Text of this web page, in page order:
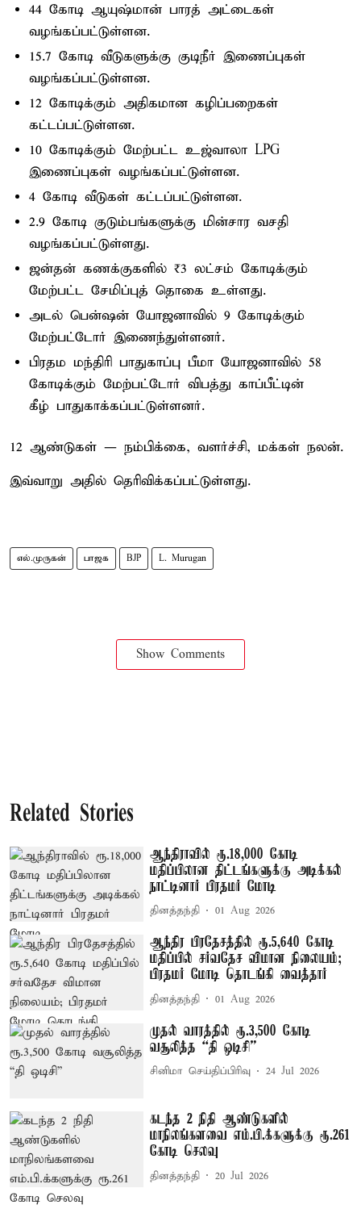
44 கோடி ஆயுஷ்மான் பாரத் அட்டைகள்
வழங்கப்பட்டுள்ளன.
15.7 கோடி வீடுகளுக்கு குடிநீர் இணைப்புகள்
வழங்கப்பட்டுள்ளன.
12 கோடிக்கும் அதிகமான கழிப்பறைகள்
கட்டப்பட்டுள்ளன.
10 கோடிக்கும் மேற்பட்ட உஜ்வாலா LPG
இணைப்புகள் வழங்கப்பட்டுள்ளன.
4 கோடி வீடுகள் கட்டப்பட்டுள்ளன.
2.9 கோடி குடும்பங்களுக்கு மின்சார வசதி
வழங்கப்பட்டுள்ளது.
ஜன்தன் கணக்குகளில் ₹3 லட்சம் கோடிக்கும்
மேற்பட்ட சேமிப்புத் தொகை உள்ளது.
அடல் பென்ஷன் யோஜனாவில் 9 கோடிக்கும்
மேற்பட்டோர் இணைந்துள்ளனர்.
பிரதம மந்திரி பாதுகாப்பு பீமா யோஜனாவில் 58
கோடிக்கும் மேற்பட்டோர் விபத்து காப்பீட்டின்
கீழ் பாதுகாக்கப்பட்டுள்ளனர்.
12 ஆண்டுகள் — நம்பிக்கை, வளர்ச்சி, மக்கள் நலன்.
இவ்வாறு அதில் தெரிவிக்கப்பட்டுள்ளது.
எல்.முருகன் பாஜக BJP L. Murugan
Show Comments
Related Stories
ஆந்திராவில் ரூ.18,000 கோடி
மதிப்பிலான திட்டங்களுக்கு அடிக்கல்
நாட்டினார் பிரதமர் மோடி
தினத்தந்தி 01 Aug 2026
ஆந்திர பிரதேசத்தில் ரூ.5,640 கோடி
மதிப்பில் சர்வதேச விமான நிலையம்;
பிரதமர் மோடி தொடங்கி வைத்தார்
தினத்தந்தி 01 Aug 2026
முதல் வாரத்தில் ரூ.3,500 கோடி
வசூலித்த “தி ஒடிசி”
சினிமா செய்திப்பிரிவு 24 Jul 2026
கடந்த 2 நிதி ஆண்டுகளில்
மாநிலங்களவை எம்.பி.க்களுக்கு ரூ.261
கோடி செலவு
தினத்தந்தி 20 Jul 2026